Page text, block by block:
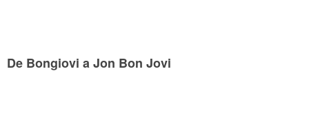
De Bongiovi a Jon Bon Jovi